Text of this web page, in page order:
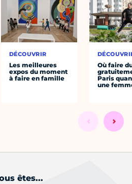
DÉCOUVRIR
Les meilleures
expos du moment
à faire en famille
Où faire
Paris
une
êtes...